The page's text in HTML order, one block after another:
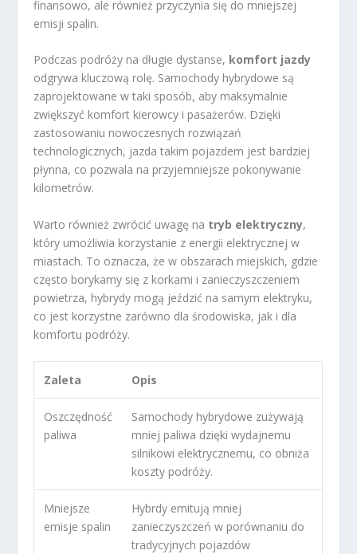
finansowo, ale również przyczynia się do mniejszej
emisji spalin.
Podczas podróży na długie dystanse, komfort jazdy
odgrywa kluczową rolę. Samochody hybrydowe są
zaprojektowane w taki sposób, aby maksymalnie
zwiększyć komfort kierowcy i pasażerów. Dzięki
zastosowaniu nowoczesnych rozwiązań
technologicznych, jazda takim pojazdem jest bardziej
płynna, co pozwala na przyjemniejsze pokonywanie
kilometrów.
Warto również zwrócić uwagę na tryb elektryczny,
który umożliwia korzystanie z energii elektrycznej w
miastach. To oznacza, że w obszarach miejskich, gdzie
często borykamy się z korkami i zanieczyszczeniem
powietrza, hybrydy mogą jeździć na samym elektryku,
co jest korzystne zarówno dla środowiska, jak i dla
komfortu podróży.
Zaleta Opis
Oszczędność
paliwa
Samochody hybrydowe zużywają
mniej paliwa dzięki wydajnemu
silnikowi elektrycznemu, co obniża
koszty podróży.
Mniejsze
emisje spalin
Hybrdy emitują mniej
zanieczyszczeń w porównaniu do
tradycyjnych pojazdów